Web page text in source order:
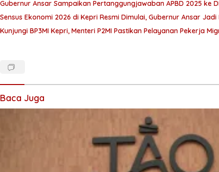
Gubernur Ansar Sampaikan Pertanggungjawaban APBD 2025 ke
Sensus Ekonomi 2026 di Kepri Resmi Dimulai, Gubernur Ansar
Kunjungi BP3MI Kepri, Menteri P2MI Pastikan Pelayanan Pekerja
Baca Juga